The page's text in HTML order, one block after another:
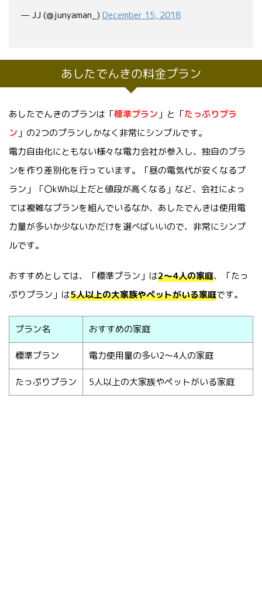
— JJ (@junyaman_) December 15, 2018
あしたでんきの料金プラン
あしたでんきのプランは「標準プラン 」と「たっぷりプラ
ン 」の2つのプランしかなく非常にシンプルです。
電力自由化にともない様々な電力会社が参入し、独自のプラ
ンを作り差別化を行っています。「昼の電気代が安くなるプ
ラン」「〇kWh以上だと値段が高くなる」など、会社によっ
ては複雑なプランを組んでいるなか、あしたでんきは使用電
力量が多いか少ないかだけを選べばいいので、非常にシンプ
ルです。
おすすめとしては、「標準プラン」は2～4人の家庭、「たっ
ぷりプラン」は5人以上の大家族やペットがいる家庭です。
プラン名 おすすめの家庭
標準プラン 電力使用量の多い2～4人の家庭
たっぷりプラン 5人以上の大家族やペットがいる家庭